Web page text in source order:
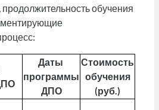
обучения
Даты
программы
ДПО
Стоимость
обучения
(руб.)